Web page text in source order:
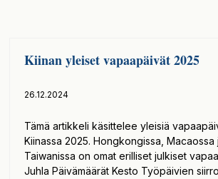
Kiinan yleiset vapaapäivät 2025
26.12.2024
Tämä artikkeli käsittelee yleisiä
Kiinassa 2025. Hongkongissa, Macaossa
Taiwanissa on omat erilliset julkiset
Juhla Päivämäärät Kesto Työpäivien